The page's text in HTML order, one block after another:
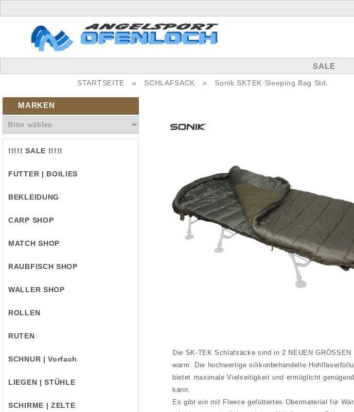
SALE
STARTSEITE » SCHLAFSACK » Sonik SKTEK Sleeping Bag Std.
MARKEN
!!!!! SALE !!!!!
FUTTER | BOILIES
BEKLEIDUNG
CARP SHOP
MATCH SHOP
RAUBFISCH SHOP
WALLER SHOP
ROLLEN
RUTEN
SCHNUR | Vorfach
LIEGEN | STÜHLE
SCHIRME | ZELTE
Die SK-TEK Schlafsäcke sind in 2 NEUEN
warm. Die hochwertige silikonbehandelte
bietet maximale Vielseitigkeit und ermöglicht
kann.
Es gibt ein mit Fleece gefüttertes Obermaterial für